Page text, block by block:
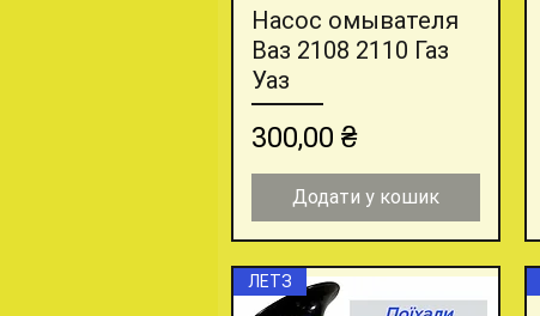
Швидкий перегляд
Насос омывателя
Ваз 2108 2110 Газ
Уаз
Ціна
300,00 ₴
Додати у кошик
ЛЕТЗ